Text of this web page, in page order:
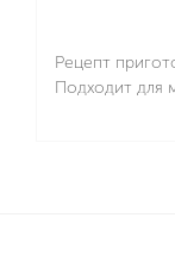
Рецепт
Подходит для